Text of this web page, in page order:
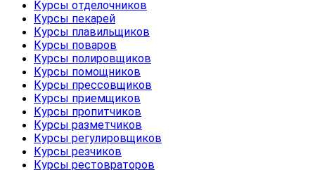
Курсы отделочников
Курсы пекарей
Курсы плавильщиков
Курсы поваров
Курсы полировщиков
Курсы помощников
Курсы прессовщиков
Курсы приемщиков
Курсы пропитчиков
Курсы разметчиков
Курсы регулировщиков
Курсы резчиков
Курсы рестовраторов